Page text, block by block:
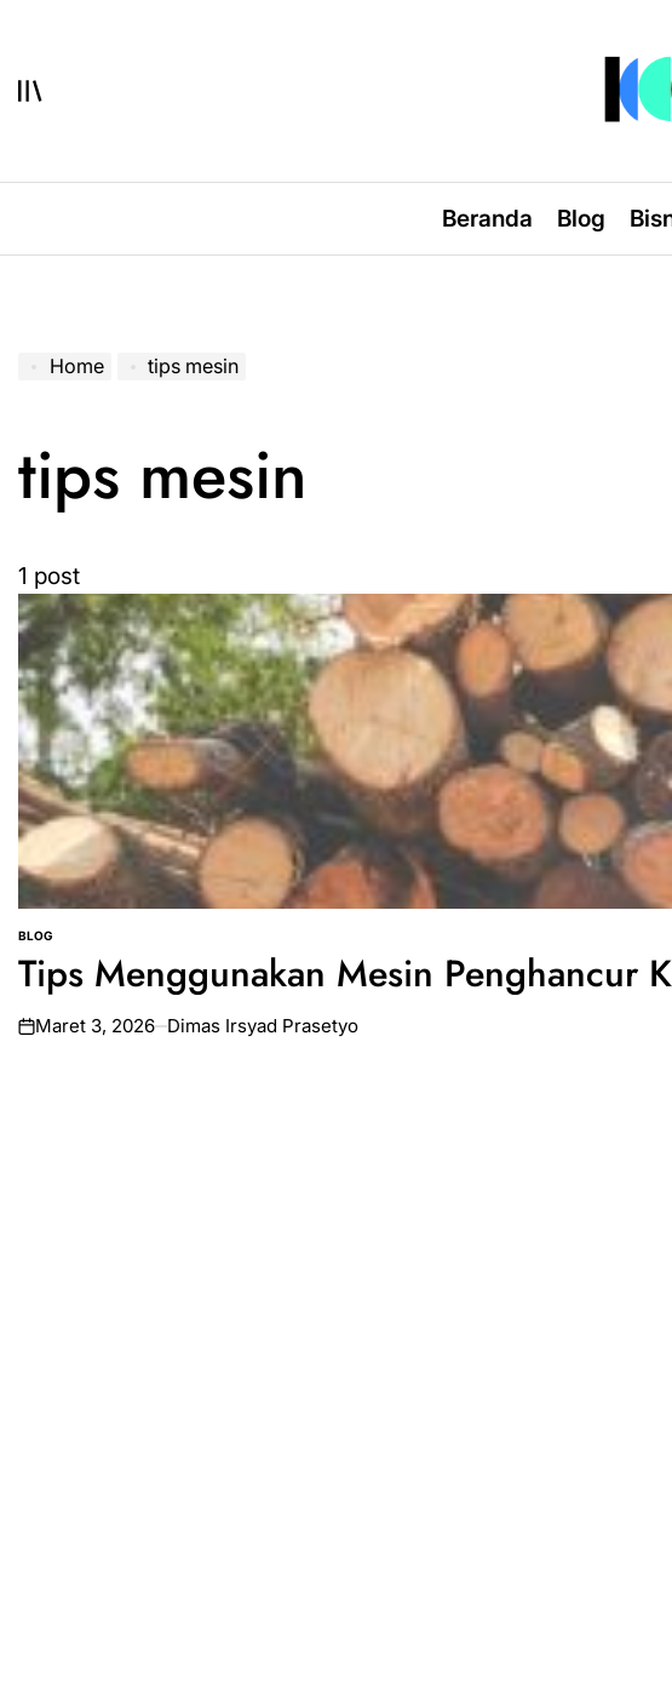
content
Beranda Blog
Home tips mesin
tips mesin
1 post
POSTED
IN
BLOG
Tips Menggunakan Mesin Penghancur
onMaret 3, 2026 Dimas Irsyad Prasetyo